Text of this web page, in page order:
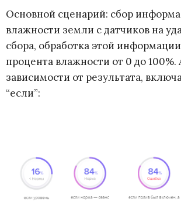
Основной сценарий: сбор
влажности земли с датчиков на
сбора, обработка этой
процента влажности от 0 до 100%.
зависимости от результата,
“если”: